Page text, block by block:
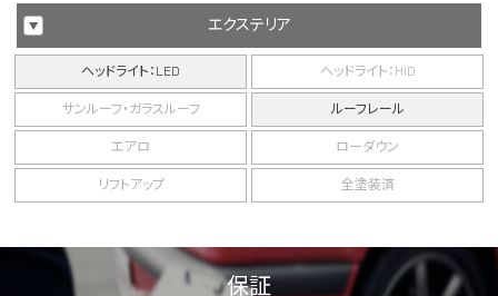
エクステリア
ヘッドライト：LED ヘッドライト：HID
サンルーフ・ガラスルーフ ルーフレール
エアロ ローダウン
リフトアップ 全塗装済
保証